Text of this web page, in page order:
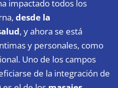
impactado todos los
desde la
, y ahora se está
y personales, como
Uno de los campos
de la integración de